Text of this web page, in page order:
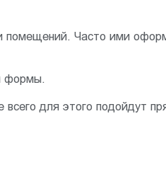
помещений. Часто ими
формы.
для этого подойдут